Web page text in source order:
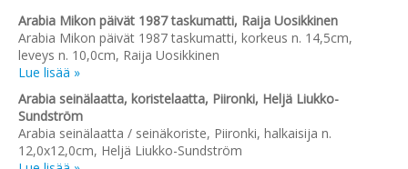
Arabia Mikon päivät 1987 taskumatti, Raija Uosikkinen
Arabia Mikon päivät 1987 taskumatti, korkeus n. 14,5cm,
leveys n. 10,0cm, Raija Uosikkinen
Lue lisää »
Arabia seinälaatta, koristelaatta, Piironki, Heljä Liukko-
Sundström
Arabia seinälaatta / seinäkoriste, Piironki, halkaisija n.
12,0x12,0cm, Heljä Liukko-Sundström